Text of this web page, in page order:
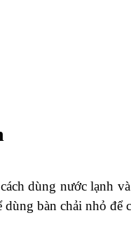
dùng nước lạnh
bàn chải nhỏ để